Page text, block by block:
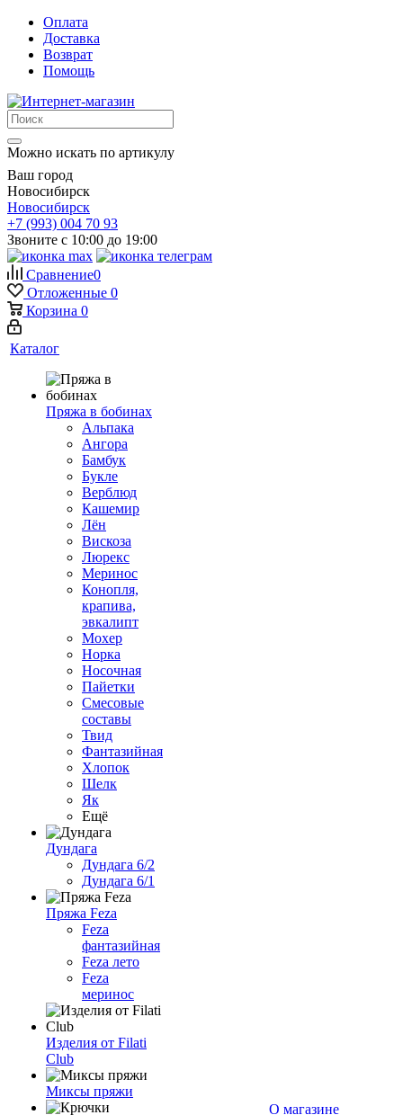
Оплата
Доставка
Возврат
Помощь
Можно искать по артикулу
Ваш город
Новосибирск
Новосибирск
+7 (993) 004 70 93
Звоните с 10:00 до 19:00
Сравнение0
Отложенные 0
Корзина 0
Каталог
Пряжа в бобинах
Альпака
Ангора
Бамбук
Букле
Верблюд
Кашемир
Лён
Вискоза
Люрекс
Меринос
Конопля,
крапива,
эвкалипт
Мохер
Норка
Носочная
Пайетки
Смесовые
составы
Твид
Фантазийная
Хлопок
Шелк
Як
Ещё
Дундага
Дундага 6/2
Дундага 6/1
Пряжа Feza
Feza
фантазийная
Feza лето
Feza
меринос
Изделия от Filati
Club
Миксы пряжи
О магазине